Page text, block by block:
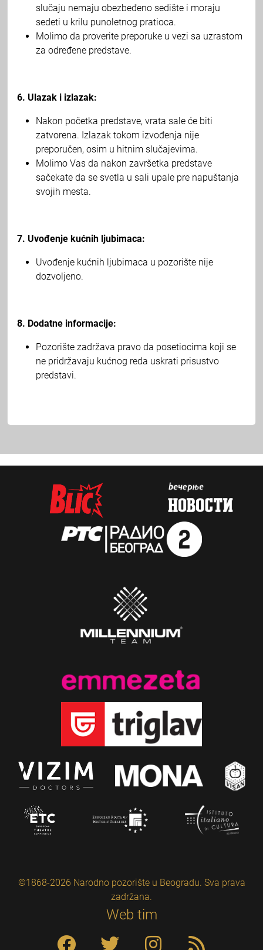
slučaju nemaju obezbeđeno sedište i moraju
sedeti u krilu punoletnog pratioca.
Molimo da proverite preporuke u vezi sa uzrastom
za određene predstave.
6. Ulazak i izlazak:
Nakon početka predstave, vrata sale će biti
zatvorena. Izlazak tokom izvođenja nije
preporučen, osim u hitnim slučajevima.
Molimo Vas da nakon završetka predstave
sačekate da se svetla u sali upale pre napuštanja
svojih mesta.
7. Uvođenje kućnih ljubimaca:
Uvođenje kućnih ljubimaca u pozorište nije
dozvoljeno.
8. Dodatne informacije:
Pozorište zadržava pravo da posetiocima koji se
ne pridržavaju kućnog reda uskrati prisustvo
predstavi.
©1868-2026 Narodno pozorište u Beogradu. Sva prava
zadržana.
Web tim